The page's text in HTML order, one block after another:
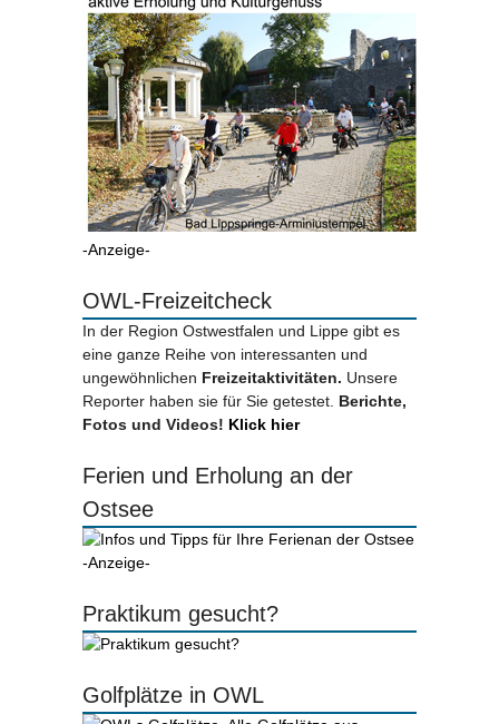
-Anzeige-
OWL-Freizeitcheck
In der Region Ostwestfalen und Lippe gibt es
eine ganze Reihe von interessanten und
ungewöhnlichen Freizeitaktivitäten. Unsere
Reporter haben sie für Sie getestet. Berichte,
Fotos und Videos! Klick hier
Ferien und Erholung an der
Ostsee
-Anzeige-
Praktikum gesucht?
Golfplätze in OWL